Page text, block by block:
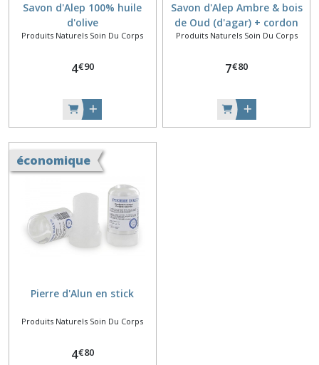
Savon d'Alep 100% huile
d'olive
Produits Naturels Soin Du Corps
4€90
Savon d'Alep Ambre & bois
de Oud (d'agar) + cordon
Produits Naturels Soin Du Corps
7€80
économique
Pierre d'Alun en stick
Produits Naturels Soin Du Corps
4€80